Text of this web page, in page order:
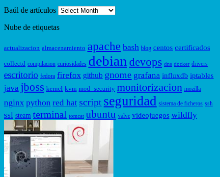
Baúl de artículos
Nube de etiquetas
actualizacion almacenamiento apache bash blog centos certificados
collectd compilacion curiosidades debian devops dns docker drivers
escritorio fedora firefox github gnome grafana influxdb iptables
java jboss kernel kvm mod_security monitorizacion mozilla
nginx python red hat script seguridad sistema de ficheros ssh
ssl steam terminal tomcat ubuntu valve videojuegos wildfly